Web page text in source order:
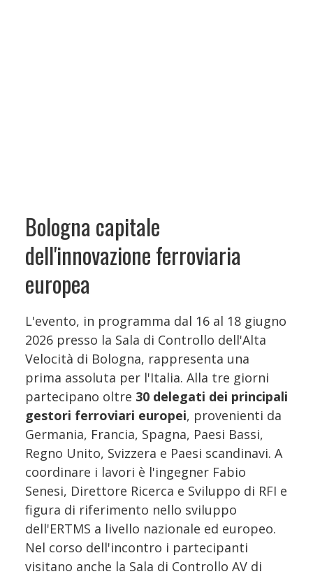
Bologna capitale
dell'innovazione ferroviaria
europea
L'evento, in programma dal 16 al 18 giugno
2026 presso la Sala di Controllo dell'Alta
Velocità di Bologna, rappresenta una
prima assoluta per l'Italia. Alla tre giorni
partecipano oltre 30 delegati dei principali
gestori ferroviari europei, provenienti da
Germania, Francia, Spagna, Paesi Bassi,
Regno Unito, Svizzera e Paesi scandinavi. A
coordinare i lavori è l'ingegner Fabio
Senesi, Direttore Ricerca e Sviluppo di RFI e
figura di riferimento nello sviluppo
dell'ERTMS a livello nazionale ed europeo.
Nel corso dell'incontro i partecipanti
visitano anche la Sala di Controllo AV di